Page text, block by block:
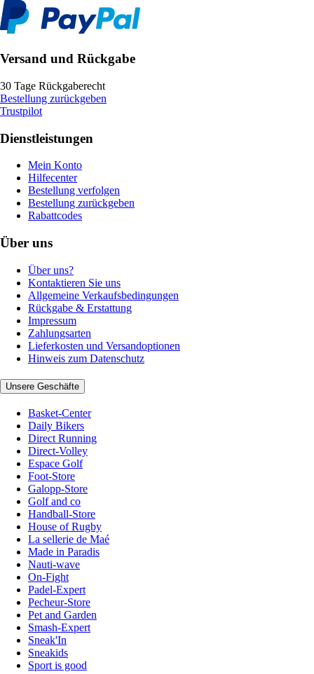
Versand und Rückgabe
30 Tage Rückgaberecht
Bestellung zurückgeben
Trustpilot
Dienstleistungen
Mein Konto
Hilfecenter
Bestellung verfolgen
Bestellung zurückgeben
Rabattcodes
Über uns
Über uns?
Kontaktieren Sie uns
Allgemeine Verkaufsbedingungen
Rückgabe & Erstattung
Impressum
Zahlungsarten
Lieferkosten und Versandoptionen
Hinweis zum Datenschutz
Unsere Geschäfte
Basket-Center
Daily Bikers
Direct Running
Direct-Volley
Espace Golf
Foot-Store
Galopp-Store
Golf and co
Handball-Store
House of Rugby
La sellerie de Maé
Made in Paradis
Nauti-wave
On-Fight
Padel-Expert
Pecheur-Store
Pet and Garden
Smash-Expert
Sneak'In
Sneakids
Sport is good